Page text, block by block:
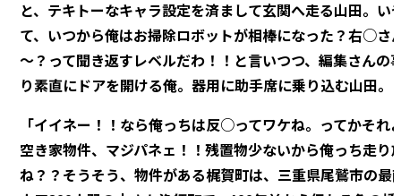
と、テキトーなキャラ設定を済まして玄関へ走る山田。い
て、いつから俺はお掃除ロボットが相棒になった？右○さ
～？って聞き返すレベルだわ！！と言いつつ、編集さんの
り素直にドアを開ける俺。器用に助手席に乗り込む山田。
「イイネー！！なら俺っちは反○ってワケね。ってかそれ
空き家物件、マジパネェ！！残置物少ないから俺っち走り
ね？？そうそう、物件がある梶賀町は、三重県尾鷲市の最